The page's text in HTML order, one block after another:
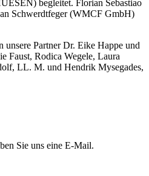
begleitet. Florian Sebastiao
Schwerdtfeger (WMCF GmbH)
unsere Partner Dr. Eike Happe und
Faust, Rodica Wegele, Laura
LL. M. und Hendrik Mysegades,
Sie uns eine E-Mail.